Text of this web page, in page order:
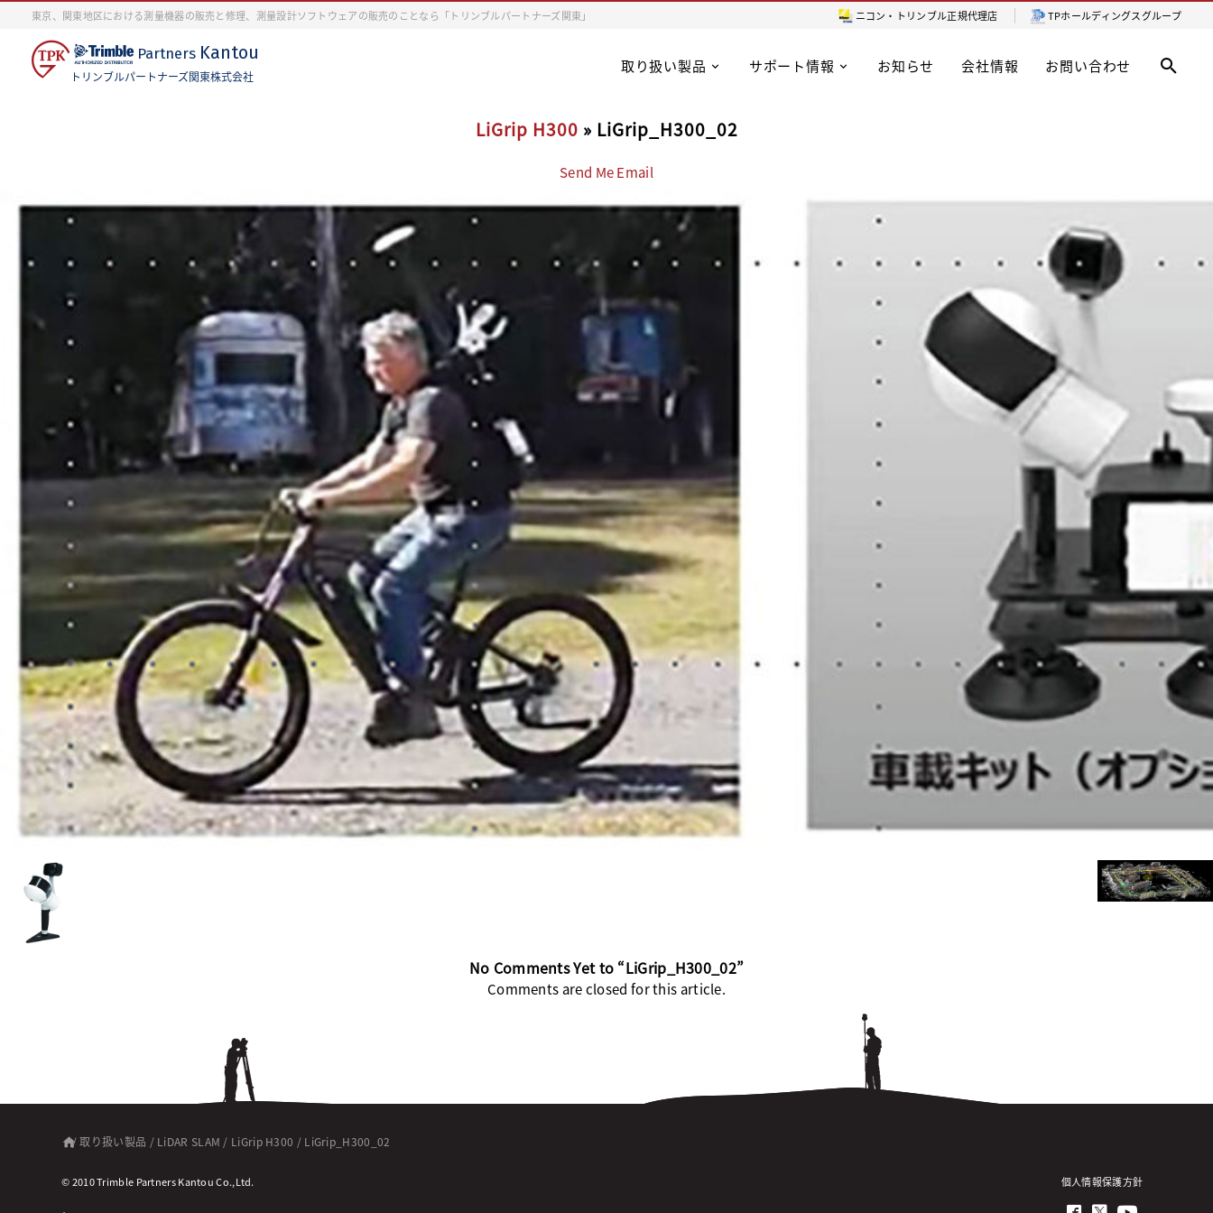
東京、関東地区における測量機器の販売と修理、測量設計ソフトウェアの販売のことなら「トリンブルパートナーズ関東」 ニコン・トリンブル正規代理店 TPホールディングスグループ
Partners Kantou
トリンブルパートナーズ関東株式会社
取り扱い製品 サポート情報 お知らせ 会社情報 お問い合わせ
LiGrip H300 » LiGrip_H300_02
Send Me Email
No Comments Yet to “LiGrip_H300_02”
Comments are closed for this article.
/取り扱い製品 / LiDAR SLAM / LiGrip H300 / LiGrip_H300_02
© 2010 Trimble Partners Kantou Co.,Ltd. 個人情報保護方針